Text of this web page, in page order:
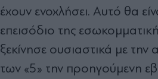
έχουν ενοχλήσει. Αυτό θα
επεισόδιο της
ξεκίνησε ουσιαστικά με την
των «5» την προηγούμενη